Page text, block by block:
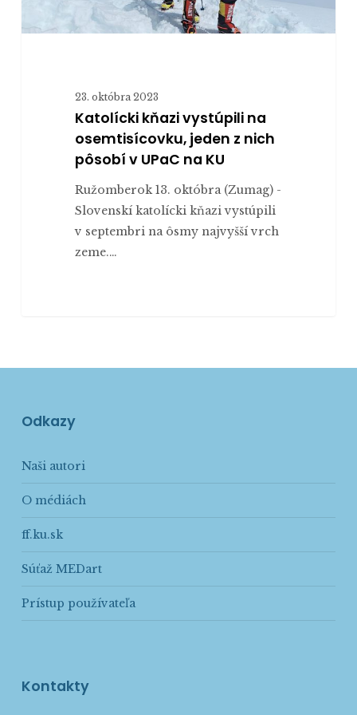
23. októbra 2023
Katolícki kňazi vystúpili na
osemtisícovku, jeden z nich
pôsobí v UPaC na KU
Ružomberok 13. októbra (Zumag) -
Slovenskí katolícki kňazi vystúpili
v septembri na ôsmy najvyšší vrch
zeme.…
Odkazy
Naši autori
O médiách
ff.ku.sk
Súťaž MEDart
Prístup používateľa
Kontakty